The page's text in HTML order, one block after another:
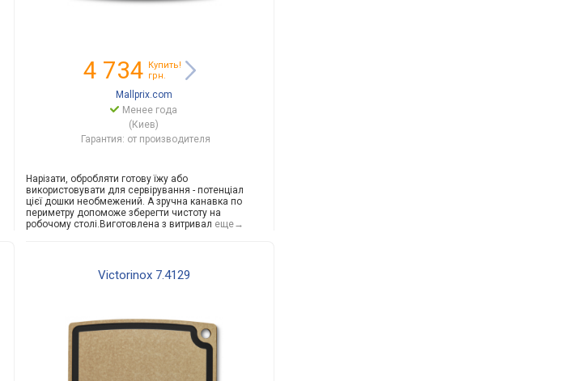
4 734 Купить!
грн.
Mallprix.com
Менее года
(Киев)
Гарантия: от производителя
Нарізати, обробляти готову їжу або
використовувати для сервірування - потенціал
цієї дошки необмежений. А зручна канавка по
периметру допоможе зберегти чистоту на
робочому столі.Виготовлена з витривал еще→
Victorinox 7.4129